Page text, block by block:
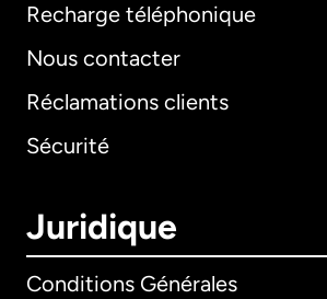
Recharge téléphonique
Nous contacter
Réclamations clients
Sécurité
Juridique
Conditions Générales